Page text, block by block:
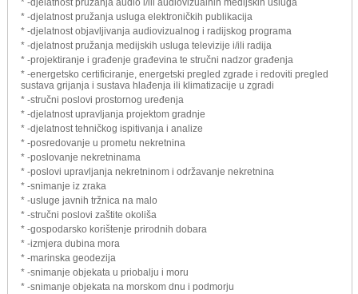
* -djelatnost pružanja usluga elektroničkih publikacija
* -djelatnost objavljivanja audiovizualnog i radijskog programa
* -djelatnost pružanja medijskih usluga televizije i/ili radija
* -projektiranje i građenje građevina te stručni nadzor građenja
* -energetsko certificiranje, energetski pregled zgrade i redoviti pregled
sustava grijanja i sustava hlađenja ili klimatizacije u zgradi
* -stručni poslovi prostornog uređenja
* -djelatnost upravljanja projektom gradnje
* -djelatnost tehničkog ispitivanja i analize
* -posredovanje u prometu nekretnina
* -poslovanje nekretninama
* -poslovi upravljanja nekretninom i održavanje nekretnina
* -snimanje iz zraka
* -usluge javnih tržnica na malo
* -stručni poslovi zaštite okoliša
* -gospodarsko korištenje prirodnih dobara
* -izmjera dubina mora
* -marinska geodezija
* -snimanje objekata u priobalju i moru
* -snimanje objekata na morskom dnu i podmorju